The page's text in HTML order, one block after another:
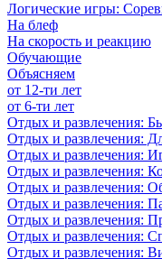
Логические игры:
На блеф
На скорость и реакцию
Обучающие
Объясняем
от 12-ти лет
от 6-ти лет
Отдых и развлечения:
Отдых и развлечения:
Отдых и развлечения:
Отдых и развлечения:
Отдых и развлечения:
Отдых и развлечения:
Отдых и развлечения:
Отдых и развлечения:
Отдых и развлечения: